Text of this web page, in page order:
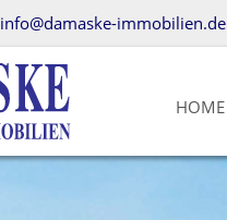
info@damaske-immobilien.de
HOME